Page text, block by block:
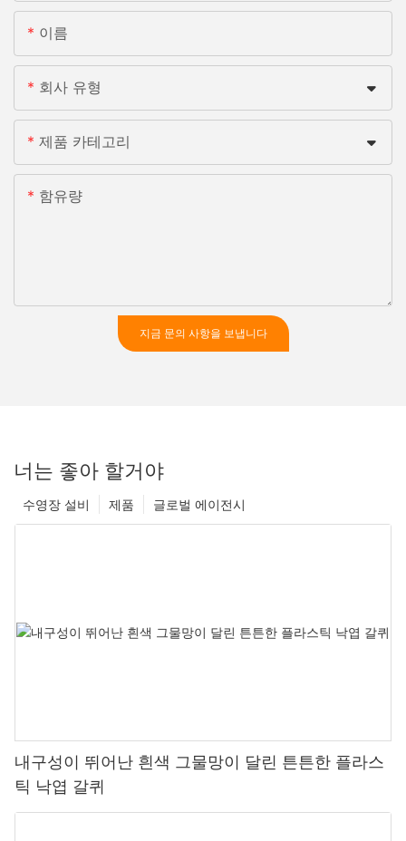
이름
회사 유형
제품 카테고리
함유량
지금 문의 사항을 보냅니다
너는 좋아 할거야
글로벌 에이전시
제품
수영장 설비
내구성이 뛰어난 흰색 그물망이 달린 튼튼한 플라스
틱 낙엽 갈퀴